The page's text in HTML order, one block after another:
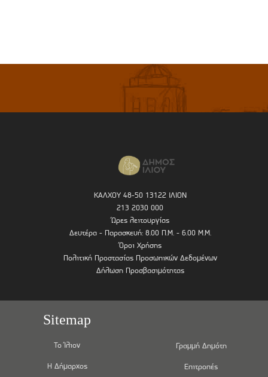
ΚΑΛΧΟΥ 48-50 13122 ΙΛΙΟΝ
213 2030 000
Ώρες λειτουργίας
Δευτέρα - Παρασκευή: 8.00 Π.Μ. - 6.00 Μ.Μ.
Όροι Χρήσης
Πολιτική Προστασίας Προσωπικών Δεδομένων
Δήλωση Προσβασιμότητας
Sitemap
Το Ίλιον
Η Δήμαρχος
Γραμμή Δημότη
Επιτροπές